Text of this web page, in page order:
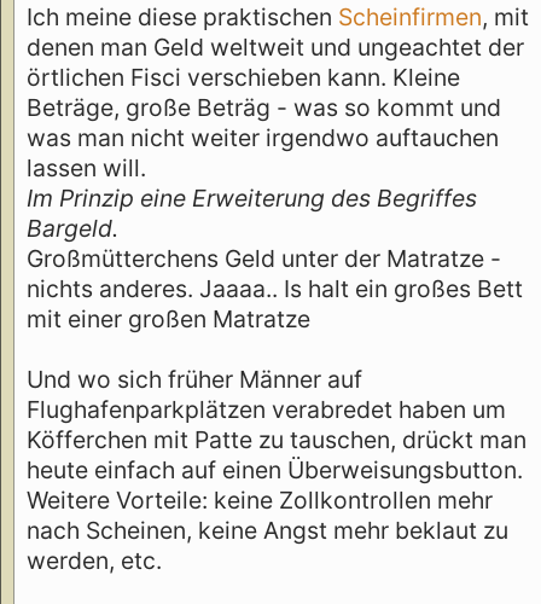
Ich meine diese praktischen Scheinfirmen, mit
denen man Geld weltweit und ungeachtet der
örtlichen Fisci verschieben kann. Kleine
Beträge, große Beträg - was so kommt und
was man nicht weiter irgendwo auftauchen
lassen will.
Im Prinzip eine Erweiterung des Begriffes
Bargeld.
Großmütterchens Geld unter der Matratze -
nichts anderes. Jaaaa.. Is halt ein großes Bett
mit einer großen Matratze
Und wo sich früher Männer auf
Flughafenparkplätzen verabredet haben um
Köfferchen mit Patte zu tauschen, drückt man
heute einfach auf einen Überweisungsbutton.
Weitere Vorteile: keine Zollkontrollen mehr
nach Scheinen, keine Angst mehr beklaut zu
werden, etc.